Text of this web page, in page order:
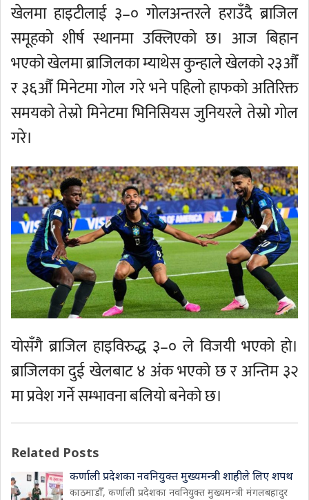
खेलमा हाइटीलाई ३–० गोलअन्तरले हराउँदै ब्राजिल
समूहको शीर्ष स्थानमा उक्लिएको छ। आज बिहान
भएको खेलमा ब्राजिलका म्याथेस कुन्हाले खेलको २३औँ
र ३६औँ मिनेटमा गोल गरे भने पहिलो हाफको अतिरिक्त
समयको तेस्रो मिनेटमा भिनिसियस जुनियरले तेस्रो गोल
गरे।
योसँगै ब्राजिल हाइविरुद्ध ३–० ले विजयी भएको हो।
ब्राजिलका दुई खेलबाट ४ अंक भएको छ र अन्तिम ३२
मा प्रवेश गर्ने सम्भावना बलियो बनेको छ।
Related Posts
कर्णाली प्रदेशका नवनियुक्त मुख्यमन्त्री शाहीले लिए शपथ
काठमाडौँ, कर्णाली प्रदेशका नवनियुक्त मुख्यमन्त्री मंगलबहादुर